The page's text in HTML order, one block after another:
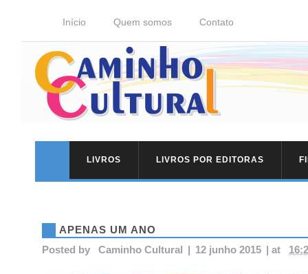
Início Quem somos Contato
LIVROS LIVROS POR EDITORAS
APENAS UM ANO
Posted by
Caminho Cultural | 12 junho 2015 | at